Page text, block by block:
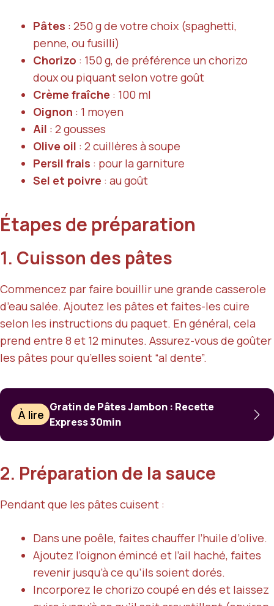
Pâtes : 250 g de votre choix (spaghetti,
penne, ou fusilli)
Chorizo : 150 g, de préférence un chorizo
doux ou piquant selon votre goût
Crème fraîche : 100 ml
Oignon : 1 moyen
Ail : 2 gousses
Olive oil : 2 cuillères à soupe
Persil frais : pour la garniture
Sel et poivre : au goût
Étapes de préparation
1. Cuisson des pâtes
Commencez par faire bouillir une grande casserole
d’eau salée. Ajoutez les pâtes et faites-les cuire
selon les instructions du paquet. En général, cela
prend entre 8 et 12 minutes. Assurez-vous de goûter
les pâtes pour qu’elles soient “al dente”.
À lire
Gratin de Pâtes Jambon : Recette
Express 30min
2. Préparation de la sauce
Pendant que les pâtes cuisent :
Dans une poêle, faites chauffer l’huile d’olive.
Ajoutez l’oignon émincé et l’ail haché, faites
revenir jusqu’à ce qu’ils soient dorés.
Incorporez le chorizo coupé en dés et laissez